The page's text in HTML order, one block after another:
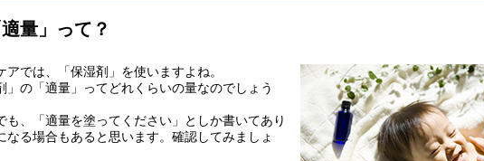
量」って？
では、「保湿剤」を使いますよね。
」の「適量」ってどれくらいの量なのでしょう
も、「適量を塗ってください」としか書いてあり
なる場合もあると思います。確認してみましょ